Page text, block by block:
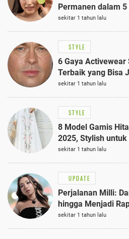
Permanen dalam
sekitar 1 tahun lalu
STYLE
6 Gaya
Terbaik yang Bisa
sekitar 1 tahun lalu
STYLE
8 Model Gamis
2025, Stylish
Semi-Formal
sekitar 1 tahun lalu
UPDATE
Perjalanan Milli:
hingga Menjadi
sekitar 1 tahun lalu